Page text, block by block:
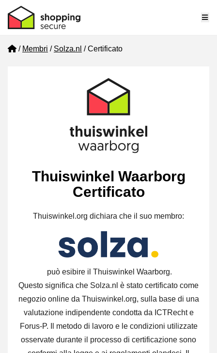
Home
Membri Solza.nl Certificato
Thuiswinkel Waarborg
Certificato
Thuiswinkel.org dichiara che il suo membro:
può esibire il Thuiswinkel Waarborg.
Questo significa che Solza.nl è stato certificato come
negozio online da Thuiswinkel.org, sulla base di una
valutazione indipendente condotta da ICTRecht e
Forus-P. Il metodo di lavoro e le condizioni utilizzate
osservate durante il processo di certificazione sono